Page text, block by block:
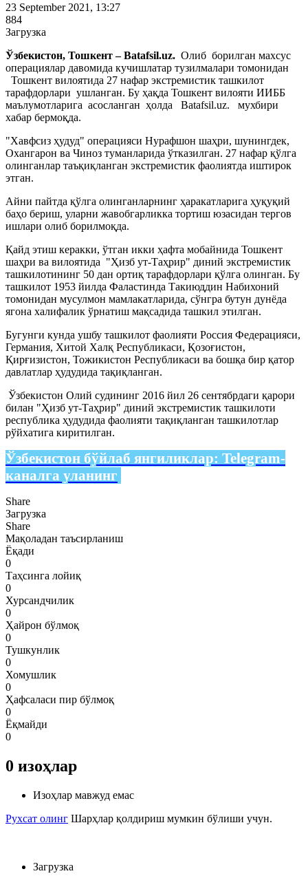
23 September 2021, 13:27
884
Загрузка
Ўзбекистон, Тошкент – Batafsil.uz. Олиб борилган махсус
операциялар давомида кучишлатар тузилмалари томонидан
Тошкент вилоятида 27 нафар экстремистик ташкилот
тарафдорлари ушланган. Бу ҳақда Тошкент вилояти ИИББ
маълумотларига асосланган ҳолда Batafsil.uz. мухбири
хабар бермоқда.
"Хавфсиз ҳудуд" операцияси Нурафшон шаҳри, шунингдек,
Охангарон ва Чиноз туманларида ўтказилган. 27 нафар қўлга
олинганлар таъқиқланган экстремистик фаолиятда иштирок
этган.
Айни пайтда қўлга олинганларнинг ҳаракатларига ҳуқуқий
баҳо бериш, уларни жавобгарликка тортиш юзасидан тергов
ишлари олиб борилмоқда.
Қайд этиш керакки, ўтган икки ҳафта мобайнида Тошкент
шаҳри ва вилоятида "Ҳизб ут-Таҳрир" диний экстремистик
ташкилотининг 50 дан ортиқ тарафдорлари қўлга олинган. Бу
ташкилот 1953 йилда Фаластинда Такиюддин Набихоний
томонидан мусулмон мамлакатларида, сўнгра бутун дунёда
ягона халифалик ўрнатиш мақсадида ташкил этилган.
Бугунги кунда ушбу ташкилот фаолияти Россия Федерацияси,
Германия, Хитой Халқ Республикаси, Қозоғистон,
Қирғизистон, Тожикистон Республикаси ва бошқа бир қатор
давлатлар ҳудудида тақиқланган.
Ўзбекистон Олий судининг 2016 йил 26 сентябрдаги қарори
билан "Ҳизб ут-Таҳрир" диний экстремистик ташкилоти
республика ҳудудида фаолияти тақиқланган ташкилотлар
рўйхатига киритилган.
Ўзбекистон бўйлаб янгиликлар: Telegram-
каналга уланинг
Share
Загрузка
Share
Мақоладан таъсирланиш
Ёқади
0
Таҳсинга лойиқ
0
Хурсандчилик
0
Ҳайрон бўлмоқ
0
Тушкунлик
0
Хомушлик
0
Ҳафсаласи пир бўлмоқ
0
Ёқмайди
0
0 изоҳлар
Изоҳлар мавжуд емас
Рухсат олинг Шарҳлар қолдириш мумкин бўлиши учун.
Загрузка